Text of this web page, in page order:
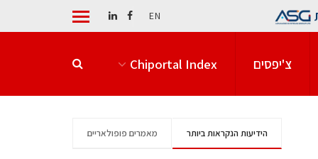
EN
צ'יפסים Chiportal Index
הידיעות הנקראות ביותר מאמרים פופולאריים